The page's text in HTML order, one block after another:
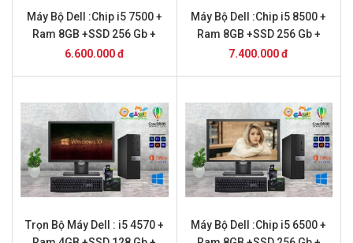
Máy Bộ Dell :Chip i5 7500 +
Ram 8GB +SSD 256 Gb +
Màn hình 22 inch
6.600.000 đ
Máy Bộ Dell :Chip i5 8500 +
Ram 8GB +SSD 256 Gb +
Màn hình 22 inch
7.400.000 đ
Trọn Bộ Máy Dell : i5 4570 +
Máy Bộ Dell :Chip i5 6500 +